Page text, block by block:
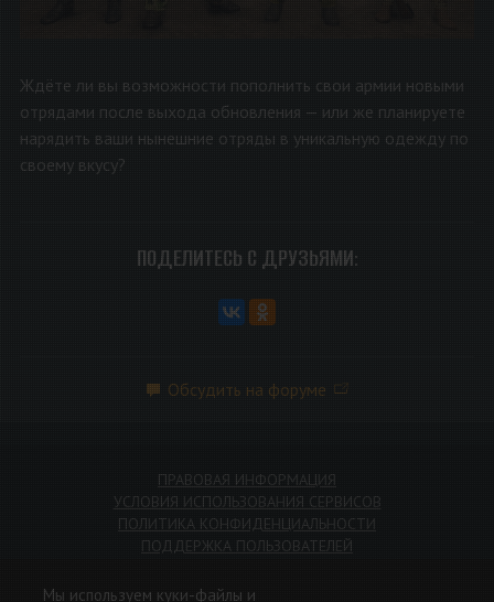
Ждёте ли вы возможности пополнить свои армии новыми
отрядами после выхода обновления — или же планируете
нарядить ваши нынешние отряды в уникальную одежду по
своему вкусу?
ПОДЕЛИТЕСЬ С ДРУЗЬЯМИ:
Обсудить на форуме
ПРАВОВАЯ ИНФОРМАЦИЯ
УСЛОВИЯ ИСПОЛЬЗОВАНИЯ СЕРВИСОВ
ПОЛИТИКА КОНФИДЕНЦИАЛЬНОСТИ
ПОДДЕРЖКА ПОЛЬЗОВАТЕЛЕЙ
Мы используем куки-файлы и